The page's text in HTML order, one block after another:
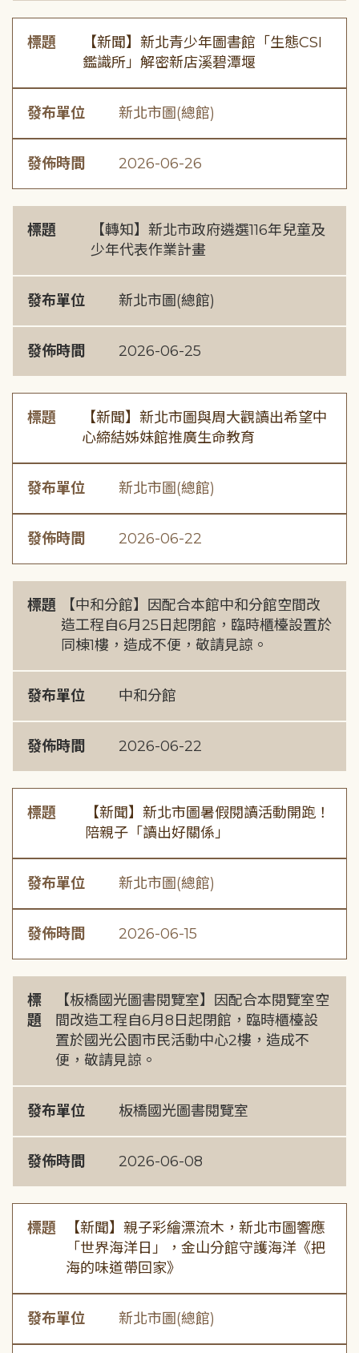
標題
【新聞】新北青少年圖書館「生態CSI
鑑識所」解密新店溪碧潭堰
發布單位 新北市圖(總館)
發佈時間 2026-06-26
標題
【轉知】新北市政府遴選116年兒童及
少年代表作業計畫
發布單位 新北市圖(總館)
發佈時間 2026-06-25
標題
【新聞】新北市圖與周大觀讀出希望中
心締結姊妹館推廣生命教育
發布單位 新北市圖(總館)
發佈時間 2026-06-22
標題
【中和分館】因配合本館中和分館空間改
造工程自6月25日起閉館，臨時櫃檯設置於
同棟1樓，造成不便，敬請見諒。
發布單位 中和分館
發佈時間 2026-06-22
標題
【新聞】新北市圖暑假閱讀活動開跑！
陪親子「讀出好關係」
發布單位 新北市圖(總館)
發佈時間 2026-06-15
標
題
【板橋國光圖書閱覽室】因配合本閱覽室空
間改造工程自6月8日起閉館，臨時櫃檯設
置於國光公園市民活動中心2樓，造成不
便，敬請見諒。
發布單位 板橋國光圖書閱覽室
發佈時間 2026-06-08
標題
【新聞】親子彩繪漂流木，新北市圖響應
「世界海洋日」，金山分館守護海洋《把
海的味道帶回家》
發布單位 新北市圖(總館)